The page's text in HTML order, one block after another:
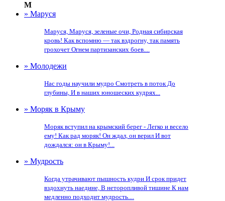
М
» Маруся
Маруся, Маруся, зеленые очи, Родная сибирская
кровь! Как вспомню — так вздрогну, так память
грохочет Огнем партизанских боев....
» Молодежи
Нас годы научили мудро Смотреть в поток До
глубины, И в наших юношеских кудрях...
» Моряк в Крыму
Моряк вступил на крымский берег - Легко и весело
ему! Как рад моряк! Он ждал, он верил И вот
дождался: он в Крыму!...
» Мудрость
Когда утрачивают пышность кудри И срок придет
вздохнуть наедине, В неторопливой тишине К нам
медленно подходит мудрость....